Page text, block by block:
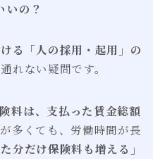
いの？
る「人の採用・起用」の
れない疑問です。
料は、支払った賃金総額
多くても、労働時間が長
分だけ保険料も増える」